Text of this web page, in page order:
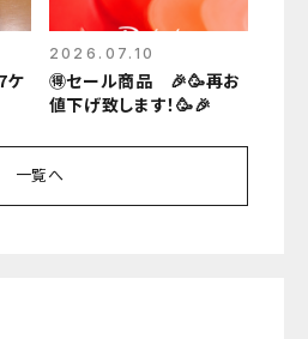
ケ
2026.07.10
🉐セール商品 🎉🥳再お
値下げ致します！🥳🎉
一覧へ